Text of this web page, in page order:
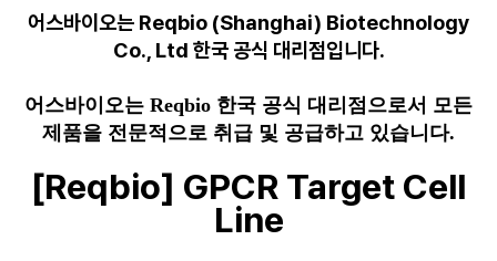
어스바이오는 Reqbio (Shanghai) Biotechnology
Co., Ltd 한국 공식 대리점입니다.
어스바이오는 Reqbio 한국 공식 대리점으로서 모든
제품을 전문적으로 취급 및 공급하고 있습니다.
[Reqbio] GPCR Target Cell
Line